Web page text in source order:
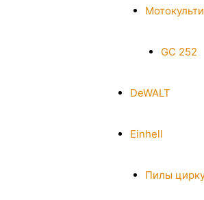
GC 252
DeWALT
Einhell
Пилы